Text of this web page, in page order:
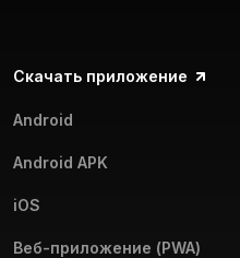
Скачать приложение
Android
Android APK
iOS
Веб-приложение (PWA)